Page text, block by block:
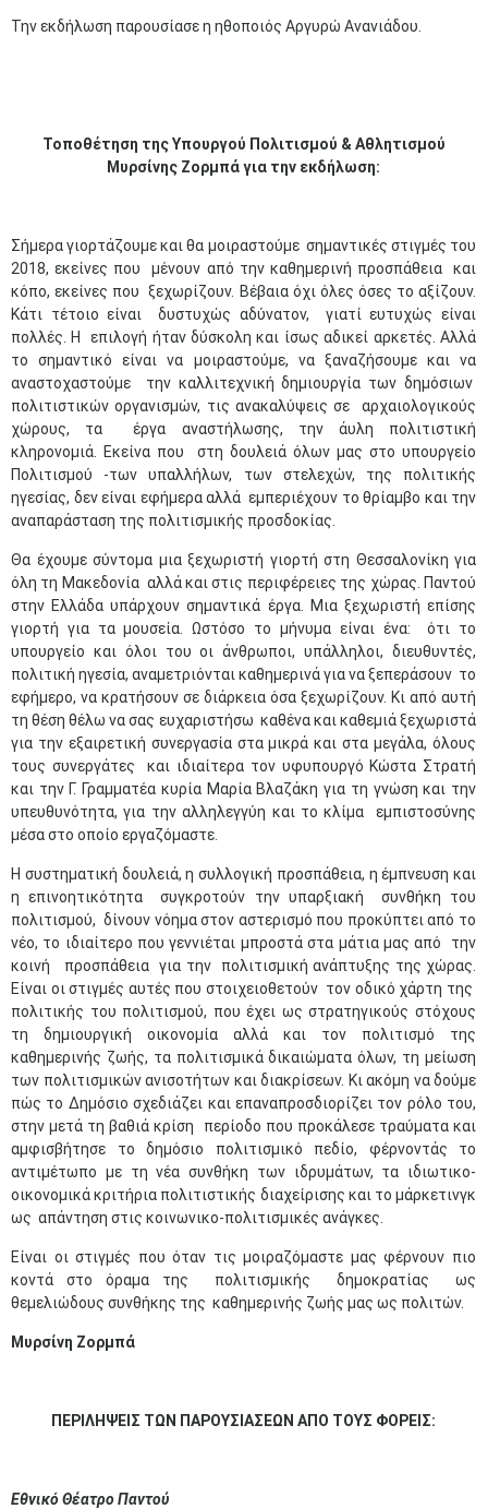
Την εκδήλωση παρουσίασε η ηθοποιός Αργυρώ Ανανιάδου.
Τοποθέτηση της Υπουργού Πολιτισμού & Αθλητισμού
Μυρσίνης Ζορμπά για την εκδήλωση:
Σήμερα γιορτάζουμε και θα μοιραστούμε σημαντικές στιγμές του
2018, εκείνες που μένουν από την καθημερινή προσπάθεια και
κόπο, εκείνες που ξεχωρίζουν. Βέβαια όχι όλες όσες το αξίζουν.
Κάτι τέτοιο είναι δυστυχώς αδύνατον, γιατί ευτυχώς είναι
πολλές. Η επιλογή ήταν δύσκολη και ίσως αδικεί αρκετές. Αλλά
το σημαντικό είναι να μοιραστούμε, να ξαναζήσουμε και να
αναστοχαστούμε την καλλιτεχνική δημιουργία των δημόσιων
πολιτιστικών οργανισμών, τις ανακαλύψεις σε αρχαιολογικούς
χώρους, τα έργα αναστήλωσης, την άυλη πολιτιστική
κληρονομιά. Εκείνα που στη δουλειά όλων μας στο υπουργείο
Πολιτισμού -των υπαλλήλων, των στελεχών, της πολιτικής
ηγεσίας, δεν είναι εφήμερα αλλά εμπεριέχουν το θρίαμβο και την
αναπαράσταση της πολιτισμικής προσδοκίας.
Θα έχουμε σύντομα μια ξεχωριστή γιορτή στη Θεσσαλονίκη για
όλη τη Μακεδονία αλλά και στις περιφέρειες της χώρας. Παντού
στην Ελλάδα υπάρχουν σημαντικά έργα. Μια ξεχωριστή επίσης
γιορτή για τα μουσεία. Ωστόσο το μήνυμα είναι ένα: ότι το
υπουργείο και όλοι του οι άνθρωποι, υπάλληλοι, διευθυντές,
πολιτική ηγεσία, αναμετριόνται καθημερινά για να ξεπεράσουν το
εφήμερο, να κρατήσουν σε διάρκεια όσα ξεχωρίζουν. Κι από αυτή
τη θέση θέλω να σας ευχαριστήσω καθένα και καθεμιά ξεχωριστά
για την εξαιρετική συνεργασία στα μικρά και στα μεγάλα, όλους
τους συνεργάτες και ιδιαίτερα τον υφυπουργό Κώστα Στρατή
και την Γ. Γραμματέα κυρία Μαρία Βλαζάκη για τη γνώση και την
υπευθυνότητα, για την αλληλεγγύη και το κλίμα εμπιστοσύνης
μέσα στο οποίο εργαζόμαστε.
Η συστηματική δουλειά, η συλλογική προσπάθεια, η έμπνευση και
η επινοητικότητα συγκροτούν την υπαρξιακή συνθήκη του
πολιτισμού, δίνουν νόημα στον αστερισμό που προκύπτει από το
νέο, το ιδιαίτερο που γεννιέται μπροστά στα μάτια μας από την
κοινή προσπάθεια για την πολιτισμική ανάπτυξης της χώρας.
Είναι οι στιγμές αυτές που στοιχειοθετούν τον οδικό χάρτη της
πολιτικής του πολιτισμού, που έχει ως στρατηγικούς στόχους
τη δημιουργική οικονομία αλλά και τον πολιτισμό της
καθημερινής ζωής, τα πολιτισμικά δικαιώματα όλων, τη μείωση
των πολιτισμικών ανισοτήτων και διακρίσεων. Κι ακόμη να δούμε
πώς το Δημόσιο σχεδιάζει και επαναπροσδιορίζει τον ρόλο του,
στην μετά τη βαθιά κρίση περίοδο που προκάλεσε τραύματα και
αμφισβήτησε το δημόσιο πολιτισμικό πεδίο, φέρνοντάς το
αντιμέτωπο με τη νέα συνθήκη των ιδρυμάτων, τα ιδιωτικο-
οικονομικά κριτήρια πολιτιστικής διαχείρισης και το μάρκετινγκ
ως απάντηση στις κοινωνικο-πολιτισμικές ανάγκες.
Είναι οι στιγμές που όταν τις μοιραζόμαστε μας φέρνουν πιο
κοντά στο όραμα της πολιτισμικής δημοκρατίας ως
θεμελιώδους συνθήκης της καθημερινής ζωής μας ως πολιτών.
Μυρσίνη Ζορμπά
ΠΕΡΙΛΗΨΕΙΣ ΤΩΝ ΠΑΡΟΥΣΙΑΣΕΩΝ ΑΠΟ ΤΟΥΣ ΦΟΡΕΙΣ:
Εθνικό Θέατρο Παντού